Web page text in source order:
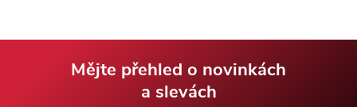
Mějte přehled o novinkách
a slevách